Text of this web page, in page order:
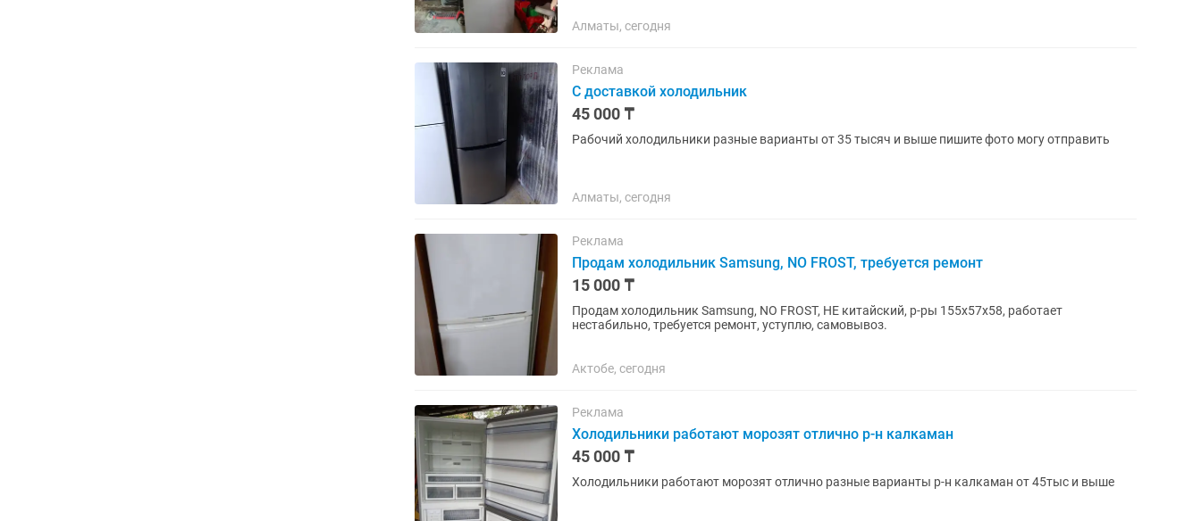
Алматы, сегодня
Реклама
С доставкой холодильник
45 000 ₸
Рабочий холодильники разные варианты от 35 тысяч и выше пишите фото могу отправить
Алматы, сегодня
Реклама
Продам холодильник Samsung, NO FROST, требуется ремонт
15 000 ₸
Продам холодильник Samsung, NO FROST, НЕ китайский, р-ры 155х57х58, работает
нестабильно, требуется ремонт, уступлю, самовывоз.
Актобе, сегодня
Реклама
Холодильники работают морозят отлично р-н калкаман
45 000 ₸
Холодильники работают морозят отлично разные варианты р-н калкаман от 45тыс и выше